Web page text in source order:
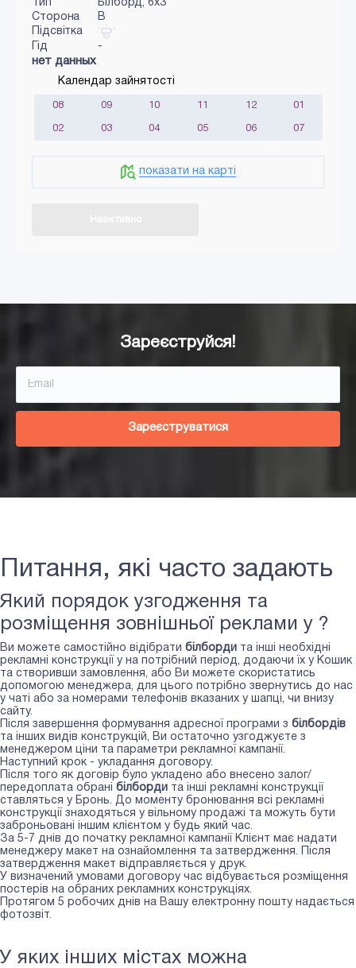
Тип
Білборд, 6х3
Сторона
B
Підсвітка
Гід
-
нет данных
Календар зайнятості
08 09 10 11 12 01
02 03 04 05 06 07
показати на карті
Зареєструйся!
Зареєструватися
Питання, які часто задають
Який порядок узгодження та
розміщення зовнішньої реклами у ?
Ви можете самостійно відібрати білборди та інші необхідні
рекламні конструкції у на потрібний період, додаючи їх у Кошик
та створивши замовлення, або Ви можете скористатись
допомогою менеджера, для цього потрібно звернутись до нас
у чаті або за номерами телефонів вказаних у шапці, чи внизу
сайту.
Після завершення формування адресної програми з білбордів
та інших видів конструкцій, Ви остаточно узгоджуєте з
менеджером ціни та параметри рекламної кампанії.
Наступний крок - укладання договору.
Після того як договір було укладено або внесено залог/
передоплата обрані білборди та інші рекламні конструкції
ставляться у Бронь. До моменту бронювання всі рекламні
конструкції знаходяться у вільному продажі та можуть бути
заброньовані іншим клієнтом у будь який час.
За 5-7 днів до початку рекламної кампанії Клієнт має надати
менеджеру макет на ознайомлення та затвердження. Після
затвердження макет відправляється у друк.
У визначений умовами договору час відбувається розміщення
постерів на обраних рекламних конструкціях.
Протягом 5 робочих днів на Вашу електронну пошту надається
фотозвіт.
У яких інших містах можна